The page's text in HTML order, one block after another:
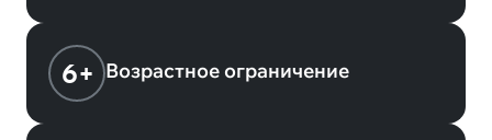
6+ Возрастное ограничение